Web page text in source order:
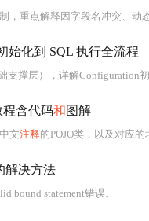
、复杂SQL、批量操作及框架生成SQL导致的' sql injection violation '误报现象；
始化到 SQL 执行全流程
，详解Configuration初始化、
程含代码和图解
文注释的POJO类，以及对应的
解决方法
bound statement错误。